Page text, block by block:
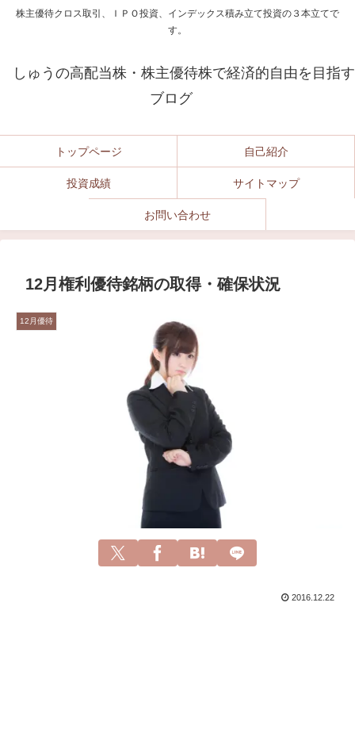
株主優待クロス取引、ＩＰＯ投資、インデックス積み立て投資の３本立てで
す。
しゅうの高配当株・株主優待株で経済的自由を目指す
ブログ
トップページ 自己紹介
投資成績 サイトマップ
お問い合わせ
12月権利優待銘柄の取得・確保状況
12月優待
2016.12.22